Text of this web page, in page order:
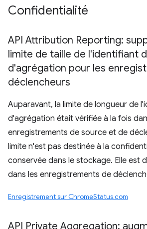
Confidentialité
API Attribution Reporting:
limite de taille de l'identifiant
d'agrégation pour les
déclencheurs
Auparavant, la limite de longueur de
d'agrégation était vérifiée à la fois
enregistrements de source et de
limite n'est pas destinée à la
conservée dans le stockage. Elle est
dans les enregistrements de
Enregistrement sur ChromeStatus.com
API Private Aggregation: